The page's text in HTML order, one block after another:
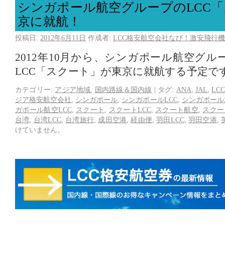
シンガポール航空グループのLCC
京に就航！
投稿日: 2012年6月11日 作成者: LCC格安航空会社なび！激安飛行
2012年10月から、シンガポール航空グル
LCC「スクート」が東京に就航する予定で
カテゴリー: アジア地域 国内路線＆国内線 | タグ: ANA JAL ,
ジア格安航空会社
シンガポール シンガポールLCC,
シンガポー
ガポール航空LCC, スクート スクートLCC, スクート航空
スク
台湾
台湾LCC 台湾旅行 成田空港 ,経由便 ,羽田LCC, 羽田空港
けていません。